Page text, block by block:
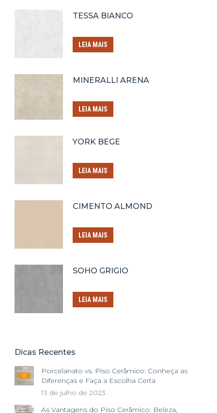
TESSA BIANCO
LEIA MAIS
MINERALLI ARENA
LEIA MAIS
YORK BEGE
LEIA MAIS
CIMENTO ALMOND
LEIA MAIS
SOHO GRIGIO
LEIA MAIS
Dicas Recentes
Porcelanato vs. Piso Cerâmico: Conheça as
Diferenças e Faça a Escolha Certa
13 de julho de 2023
As Vantagens do Piso Cerâmico: Beleza,